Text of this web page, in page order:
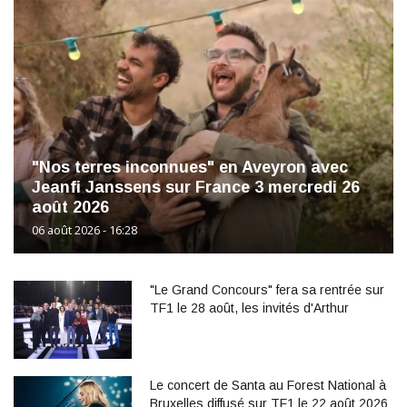
"Nos terres inconnues" en Aveyron avec
Jeanfi Janssens sur France 3 mercredi 26
août 2026
06 août 2026 - 16:28
"Le Grand Concours" fera sa rentrée sur
TF1 le 28 août, les invités d'Arthur
Le concert de Santa au Forest National à
Bruxelles diffusé sur TF1 le 22 août 2026